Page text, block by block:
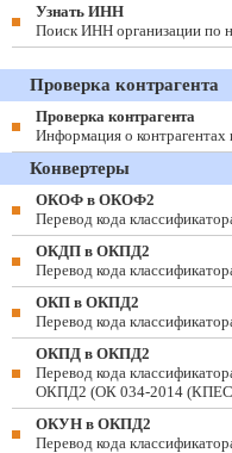
Узнать ИНН
Поиск ИНН организации
Проверка контрагента
Проверка контрагента
Информация о
Конвертеры
ОКОФ в ОКОФ2
Перевод кода
ОКДП в ОКПД2
Перевод кода
ОКП в ОКПД2
Перевод кода
ОКПД в ОКПД2
Перевод кода
ОКПД2 (ОК 034-2014 (КПЕС
ОКУН в ОКПД2
Перевод кода